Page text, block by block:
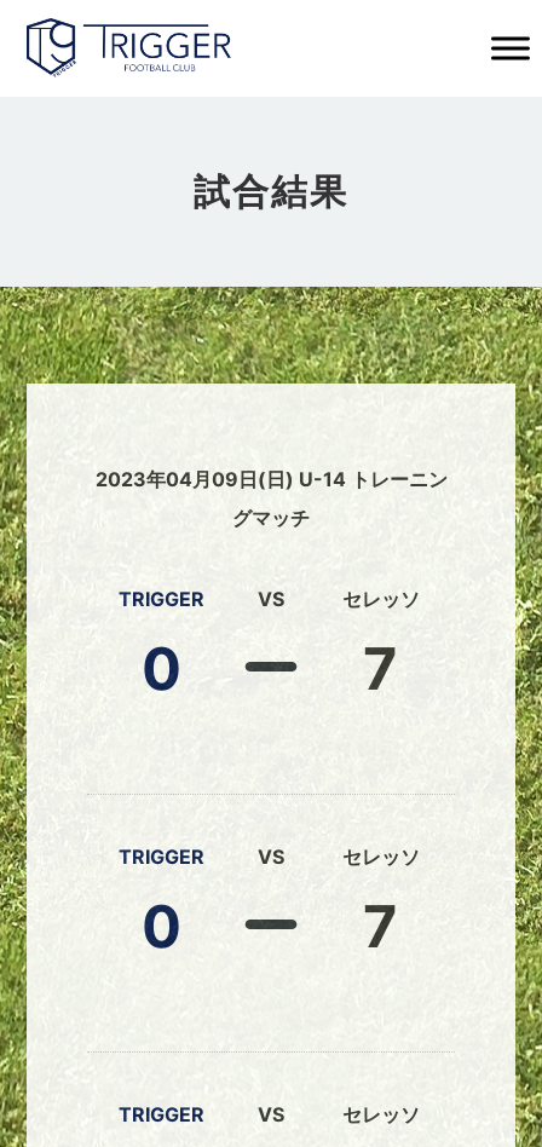
試合結果
2023年04月09日(日) U-14 トレーニン
グマッチ
TRIGGER
0
VS セレッソ
7
TRIGGER
0
VS セレッソ
7
TRIGGER VS セレッソ